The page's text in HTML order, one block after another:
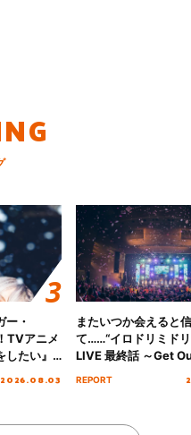
ー・
TVアニメ
したい』
Amore」
2026.08.03
またいつか会えると
て……“イロドリミド
LIVE 最終話 ～Get
MIRAI!!!!!!!!!!!!!!～”10
REPORT